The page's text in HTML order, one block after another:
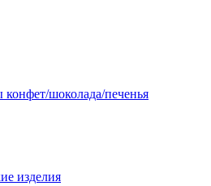
шоколада/печенья
изделия